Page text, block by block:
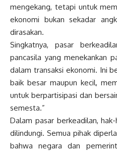
mengekang, tetapi untuk
ekonomi bukan sekadar
dirasakan.
Singkatnya, pasar
pancasila yang menekankan
dalam transaksi ekonomi. Ini
baik besar maupun kecil,
untuk berpartisipasi dan
semesta.”
Dalam pasar berkeadilan,
dilindungi. Semua pihak
bahwa negara dan